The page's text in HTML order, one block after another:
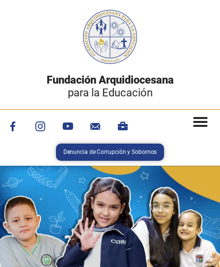
Fundación Arquidiocesana
para la Educación
Denuncia de Corrupción y Sobornos